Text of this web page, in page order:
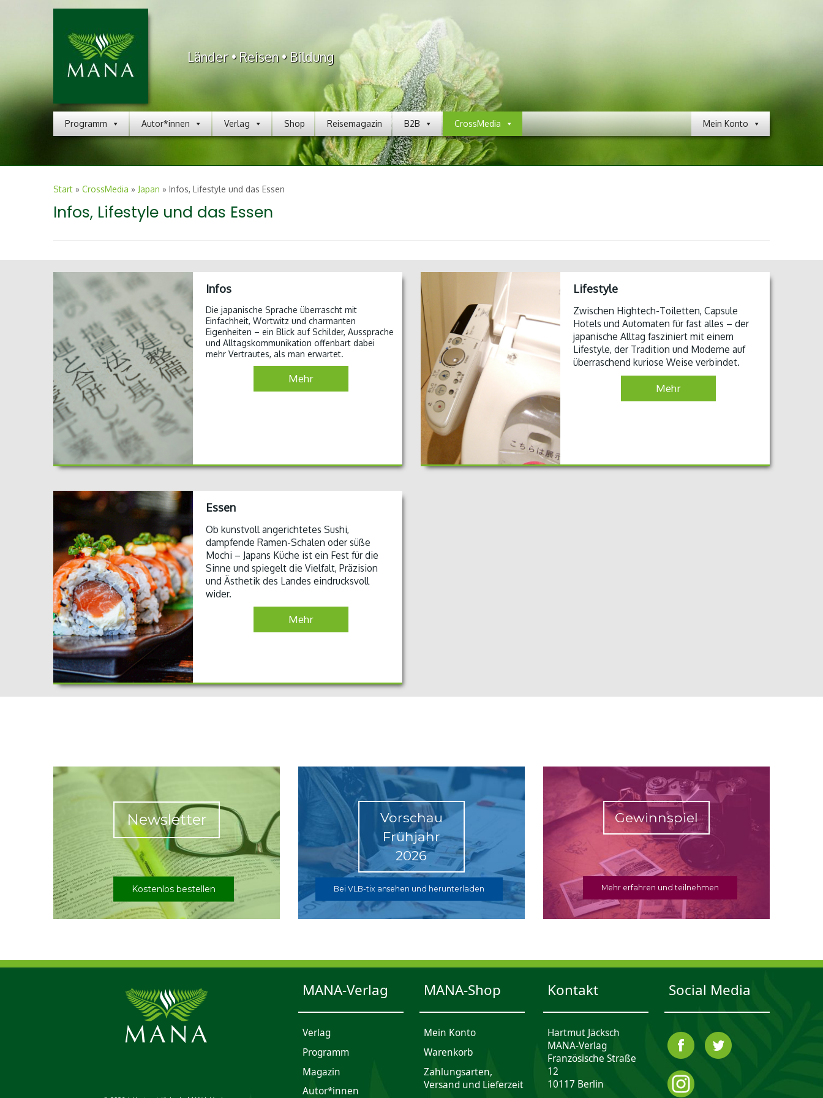
Länder • Reisen • Bildung
Programm Autor*innen Verlag Shop Reisemagazin B2B Mein Konto
CrossMedia
Start » CrossMedia » Japan » Infos, Lifestyle und das Essen
Infos, Lifestyle und das Essen
Infos
Die japanische Sprache überrascht mit
Einfachheit, Wortwitz und charmanten
Eigenheiten – ein Blick auf Schilder, Aussprache
und Alltagskommunikation offenbart dabei
mehr Vertrautes, als man erwartet.
Mehr
Lifestyle
Zwischen Hightech-Toiletten, Capsule
Hotels und Automaten für fast alles – der
japanische Alltag fasziniert mit einem
Lifestyle, der Tradition und Moderne auf
überraschend kuriose Weise verbindet.
Mehr
Essen
Ob kunstvoll angerichtetes Sushi,
dampfende Ramen-Schalen oder süße
Mochi – Japans Küche ist ein Fest für die
Sinne und spiegelt die Vielfalt, Präzision
und Ästhetik des Landes eindrucksvoll
wider.
Mehr
Newsletter
Kostenlos bestellen
Vorschau
Frühjahr
2026
Bei VLB-tix ansehen und herunterladen
Gewinnspiel
Mehr erfahren und teilnehmen
MANA-Verlag
Verlag
Programm
Magazin
Autor*innen
MANA-Shop
Mein Konto
Waren­korb
Zahlungsarten,
Versand und Lieferzeit
Kontakt
Hartmut Jäcksch
MANA-Verlag
Französische Straße
12
10117 Berlin
Social Media